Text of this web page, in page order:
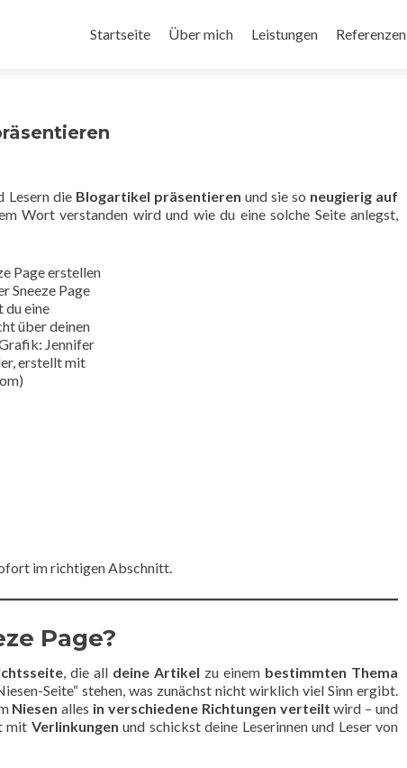
Startseite Über mich Leistungen Referenzen
Lesern die Blogartikel präsentieren und sie so neugierig auf
Wort verstanden wird und wie du eine solche Seite anlegst,
Sneeze Page
du eine
über deinen
Jennifer
erstellt mit
im richtigen Abschnitt.
Page?
, die all deine Artikel zu einem bestimmten Thema
Seite“ stehen, was zunächst nicht wirklich viel Sinn ergibt.
Niesenalles in verschiedene Richtungen verteilt wird – und
mit Verlinkungenund schickst deine Leserinnen und Leser von